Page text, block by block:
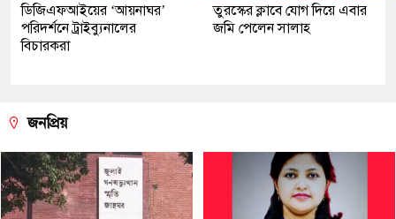
ডিজিএফআইয়ের ‘আয়নাঘর’
পরিদর্শনে ট্রাইব্যুনালের
বিচারকরা
তুরস্কের ক্লাবে যোগ দিয়ে এবার
জমি পেলেন সালাহ
জনপ্রিয়